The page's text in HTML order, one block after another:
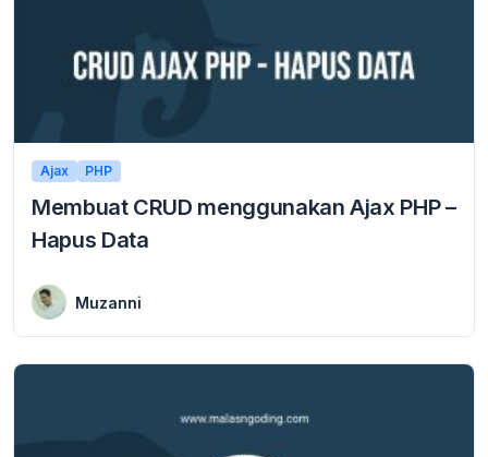
Ajax PHP
Membuat CRUD menggunakan Ajax PHP –
Hapus Data
Muzanni